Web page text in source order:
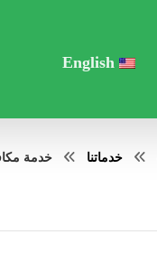
English
خدماتنا
خدمة